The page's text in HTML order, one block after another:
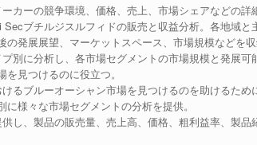
カーの競争環境、価格、売上、市場シェアなどの詳
ブチルジスルフィドの販売と収益分析。各地域
発展展望、マーケットスペース、市場規模などを収
別に分析し、各市場セグメントの市場規模と発展
見つけるのに役立つ。
るブルーオーシャン市場を見つけるのを助けるた
様々な市場セグメントの分析を提供。
し、製品の販売量、売上高、価格、粗利益率、製